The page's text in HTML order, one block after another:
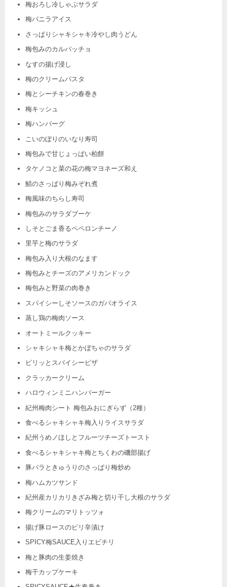
梅おろし冷しゃぶサラダ
梅バニラアイス
さっぱりシャキシャキ冷やし肉うどん
梅包みのカルパッチョ
なすの揚げ浸し
梅のクリームパスタ
梅とシーチキンの春巻き
梅キッシュ
梅ハンバーグ
こいのぼりのいなり寿司
梅包みで甘じょっぱい柏餅
タケノコと菜の花の梅マヨネーズ和え
鯖のさっぱり梅みぞれ煮
梅風味のちらし寿司
梅包みのサラダブーケ
しそとごま香るペペロンチーノ
里芋と梅のサラダ
梅包み入り大根のなます
梅包みとチーズのアメリカンドック
梅包みと野菜の肉巻き
スパイシーしそソースのガパオライス
蒸し鶏の梅肉ソース
オートミールクッキー
シャキシャキ梅とかぼちゃのサラダ
ピリッとスパイシーピザ
クラッカークリーム
ハロウィンミニハンバーガー
紀州梅肉シート 梅包みおにぎらず（2種）
食べるシャキシャキ梅入りライスサラダ
紀州うめノほしとフルーツチーズトースト
食べるシャキシャキ梅とちくわの磯部揚げ
豚バラときゅうりのさっぱり梅炒め
梅ハムカツサンド
紀州産カリカリきざみ梅と切り干し大根のサラダ
梅クリームのマリトッツォ
揚げ豚ロースのピリ辛漬け
SPICY梅SAUCE入りエビチリ
梅と豚肉の生姜焼き
梅干カップケーキ